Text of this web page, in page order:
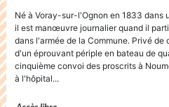
Né à Voray-sur-l'Ognon en 1833 dans
il est manœuvre journalier quand il
dans l'armée de la Commune. Privé
d'un éprouvant périple en bateau de
cinquième convoi des proscrits à
à l'hôpital...